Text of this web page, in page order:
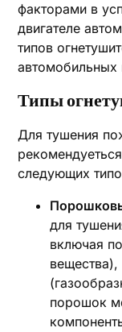
факторами в
двигателе
типов
Типы
Для тушения
следующих
для
включая
порошок